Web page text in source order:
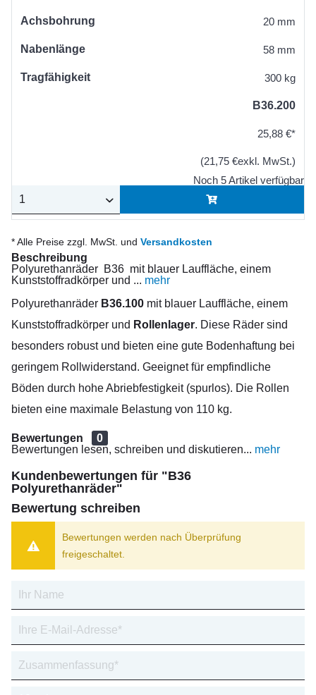
Achsbohrung 20 mm
Nabenlänge 58 mm
Tragfähigkeit 300 kg
B36.200
25,88 €*
(21,75 €exkl. MwSt.)
Noch 5 Artikel verfügbar
* Alle Preise zzgl. MwSt. und Versandkosten
Beschreibung
Polyurethanräder B36 mit blauer Lauffläche, einem
Kunststoffradkörper und ... mehr
Polyurethanräder B36.100 mit blauer Lauffläche, einem
Kunststoffradkörper und Rollenlager. Diese Räder sind
besonders robust und bieten eine gute Bodenhaftung bei
geringem Rollwiderstand. Geeignet für empfindliche
Böden durch hohe Abriebfestigkeit (spurlos). Die Rollen
bieten eine maximale Belastung von 110 kg.
Bewertungen
0
Bewertungen lesen, schreiben und diskutieren... mehr
Kundenbewertungen für "B36
Polyurethanräder"
Bewertung schreiben
Bewertungen werden nach Überprüfung
freigeschaltet.